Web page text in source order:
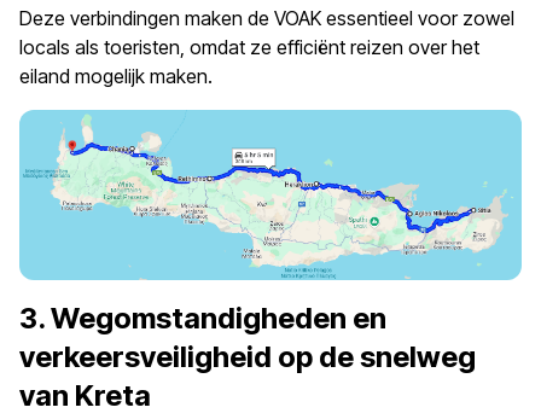
Deze verbindingen maken de VOAK essentieel voor zowel
locals als toeristen, omdat ze efficiënt reizen over het
eiland mogelijk maken.
3. Wegomstandigheden en
verkeersveiligheid op de snelweg
van Kreta